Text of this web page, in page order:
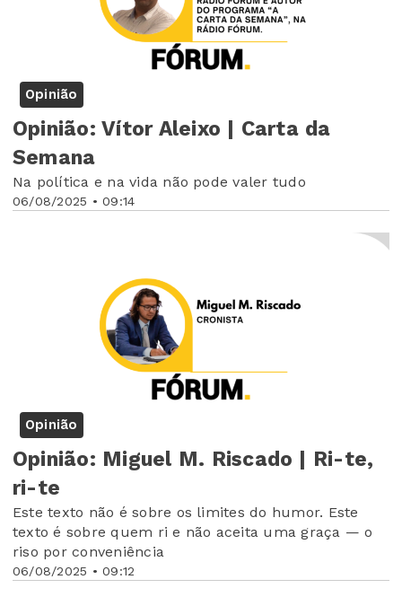
Opinião
06/08/2025 • 09:14
Opinião: Vítor Aleixo | Carta da
Semana
Na política e na vida não pode valer tudo
Opinião
06/08/2025 • 09:12
Opinião: Miguel M. Riscado | Ri-te,
ri-te
Este texto não é sobre os limites do humor. Este
texto é sobre quem ri e não aceita uma graça — o
riso por conveniência